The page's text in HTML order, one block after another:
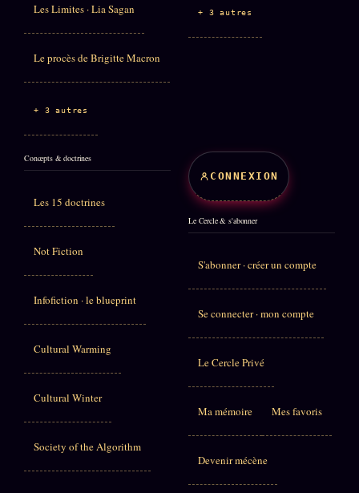
Les Limites · Lia Sagan
Le procès de Brigitte Macron
+ 3 autres
+ 3 autres
Concepts & doctrines
Les 15 doctrines
Not Fiction
Infofiction · le blueprint
Cultural Warming
Cultural Winter
Society of the Algorithm
CONNEXION
Le Cercle & s'abonner
S'abonner · créer un compte
Se connecter · mon compte
Le Cercle Privé
Ma mémoire Mes favoris
Devenir mécène